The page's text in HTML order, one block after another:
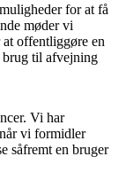
for at få
møder vi
offentliggøre en
brug til afvejning
Vi har
vi formidler
såfremt en bruger